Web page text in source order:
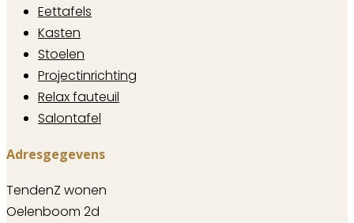
Eettafels
Kasten
Stoelen
Projectinrichting
Relax fauteuil
Salontafel
Adresgegevens
TendenZ wonen
Oelenboom 2d